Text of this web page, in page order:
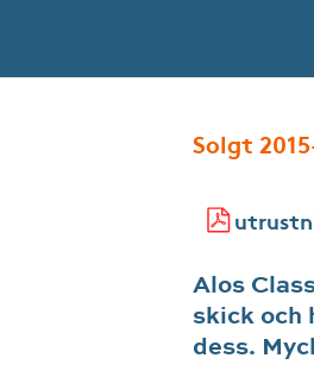
Solgt
Alos
skick och
dess.